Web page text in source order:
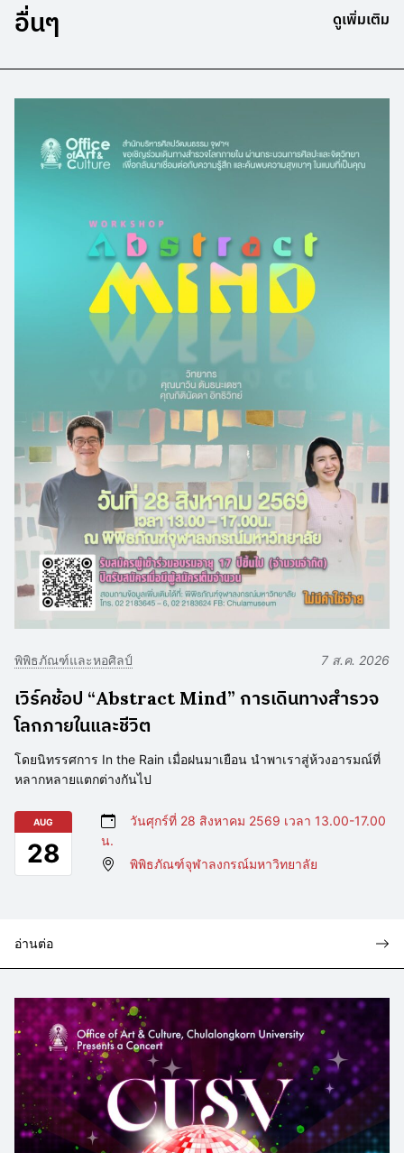
อื่นๆ ดูเพิ่มเติม
พิพิธภัณฑ์และหอศิลป์ 7 ส.ค. 2026
เวิร์คช้อป “Abstract Mind” การเดินทางสำรวจ
โลกภายในและชีวิต
โดยนิทรรศการ In the Rain เมื่อฝนมาเยือน นำพาเราสู่ห้วงอารมณ์ที่
หลากหลายแตกต่างกันไป
AUG
28
วันศุกร์ที่ 28 สิงหาคม 2569 เวลา 13.00-17.00
น.
พิพิธภัณฑ์จุฬาลงกรณ์มหาวิทยาลัย
อ่านต่อ